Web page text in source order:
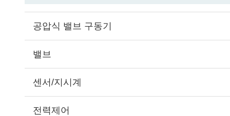
공압식 밸브 구동기
밸브
센서/지시계
전력제어